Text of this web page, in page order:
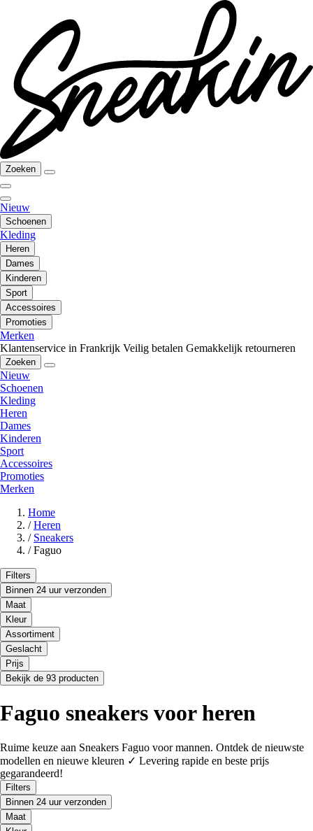
Zoeken
Nieuw
Schoenen
Kleding
Heren
Dames
Kinderen
Sport
Accessoires
Promoties
Merken
Klantenservice in Frankrijk Veilig betalen Gemakkelijk retourneren
Zoeken
Nieuw
Schoenen
Kleding
Heren
Dames
Kinderen
Sport
Accessoires
Promoties
Merken
Home
/ Heren
/ Sneakers
/ Faguo
Filters
Binnen 24 uur verzonden
Maat
Kleur
Assortiment
Geslacht
Prijs
Bekijk de 93 producten
Faguo sneakers voor heren
Ruime keuze aan Sneakers Faguo voor mannen. Ontdek de nieuwste
modellen en nieuwe kleuren ✓ Levering rapide en beste prijs
gegarandeerd!
Filters
Binnen 24 uur verzonden
Maat